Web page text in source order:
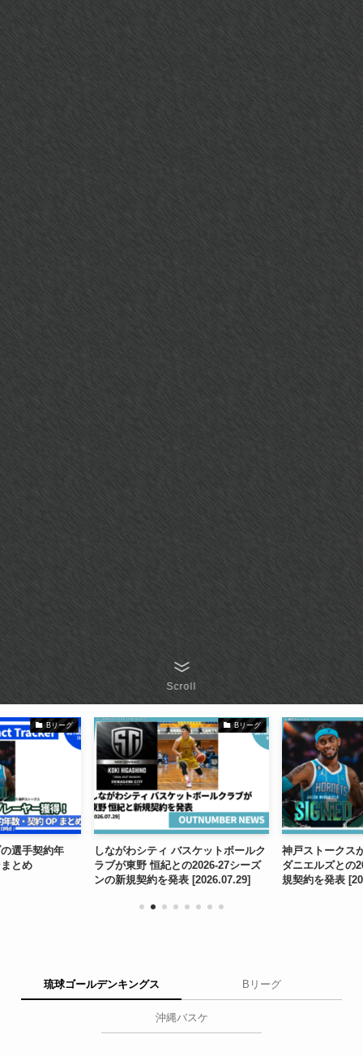
Scroll
Bリーグ
選手契約年
とめ
Bリーグ
しながわシティ バスケットボールク
ラブが東野 恒紀との2026-27シーズ
ンの新規契約を発表 [2026.07.29]
神戸ストークス
ダニエルズとの
規契約を発表
琉球ゴールデンキングス Bリーグ
沖縄バスケ